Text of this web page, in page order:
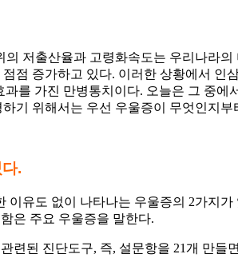
저출산율과 고령화속도는 우리나라
점 증가하고 있다. 이러한 상황에서
를 가진 만병통치이다. 오늘은 그 중
기 위해서는 우선 우울증이 무엇인지부
.
유도 없이 나타나는 우울증의 2가지
은 주요 우울증을 말한다.
련된 진단도구, 즉, 설문항을 21개 만